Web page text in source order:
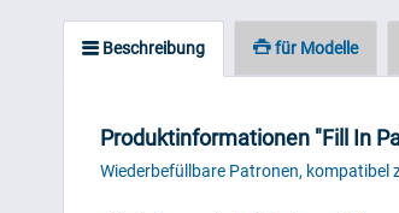
Beschreibung für Modelle
Produktinformationen "Fill In
Wiederbefüllbare Patronen, kompatibel